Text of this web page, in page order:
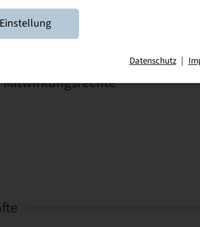
kooperativen Forschung
Datenschutz |